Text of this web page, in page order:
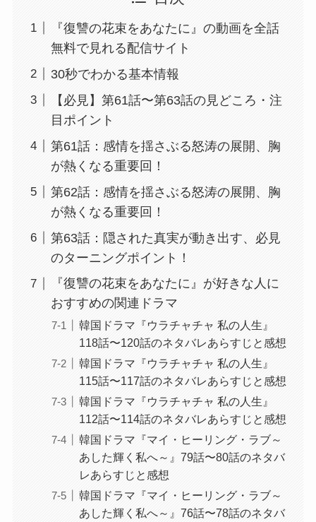
『復讐の花束をあなたに』の動画を全話
無料で見れる配信サイト
30秒でわかる基本情報
【必見】第61話〜第63話の見どころ・注
目ポイント
第61話：感情を揺さぶる怒涛の展開、胸
が熱くなる重要回！
第62話：感情を揺さぶる怒涛の展開、胸
が熱くなる重要回！
第63話：隠された真実が動き出す、必見
のターニングポイント！
『復讐の花束をあなたに』が好きな人に
おすすめの関連ドラマ
韓国ドラマ『ウラチャチャ 私の人生』
118話〜120話のネタバレあらすじと感想
韓国ドラマ『ウラチャチャ 私の人生』
115話〜117話のネタバレあらすじと感想
韓国ドラマ『ウラチャチャ 私の人生』
112話〜114話のネタバレあらすじと感想
韓国ドラマ『マイ・ヒーリング・ラブ～
あした輝く私へ～』79話〜80話のネタバ
レあらすじと感想
韓国ドラマ『マイ・ヒーリング・ラブ～
あした輝く私へ～』76話〜78話のネタバ